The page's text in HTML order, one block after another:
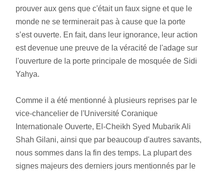
prouver aux gens que c'était un faux signe et que le
monde ne se terminerait pas à cause que la porte
s’est ouverte. En fait, dans leur ignorance, leur action
est devenue une preuve de la véracité de l'adage sur
l'ouverture de la porte principale de mosquée de Sidi
Yahya.
Comme il a été mentionné à plusieurs reprises par le
vice-chancelier de l'Université Coranique
Internationale Ouverte, El-Cheikh Syed Mubarik Ali
Shah Gilani, ainsi que par beaucoup d'autres savants,
nous sommes dans la fin des temps. La plupart des
signes majeurs des derniers jours mentionnés par le